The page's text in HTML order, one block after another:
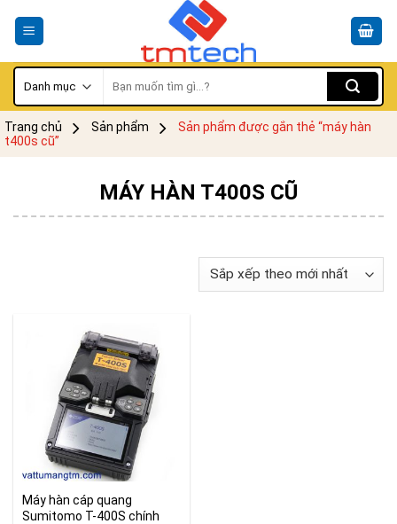
kiếm:
Trang chủ Sản phẩm
Sản phẩm được gắn thẻ “máy hàn
t400s cũ”
MÁY HÀN T400S CŨ
Máy hàn cáp quang
Sumitomo T-400S chính